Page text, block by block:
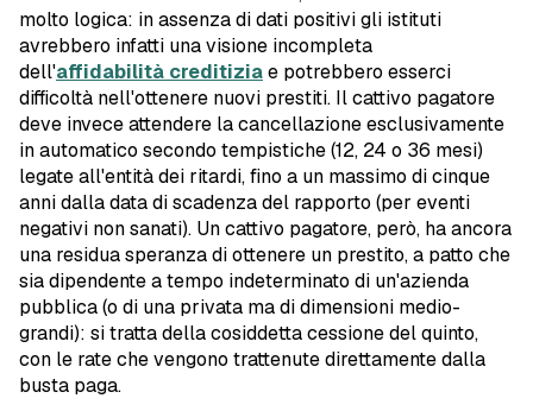
molto logica: in assenza di dati positivi gli istituti
avrebbero infatti una visione incompleta
dell'affidabilità creditiziae potrebbero esserci
difficoltà nell'ottenere nuovi prestiti. Il cattivo pagatore
deve invece attendere la cancellazione esclusivamente
in automatico secondo tempistiche (12, 24 o 36 mesi)
legate all'entità dei ritardi, fino a un massimo di cinque
anni dalla data di scadenza del rapporto (per eventi
negativi non sanati). Un cattivo pagatore, però, ha ancora
una residua speranza di ottenere un prestito, a patto che
sia dipendente a tempo indeterminato di un'azienda
pubblica (o di una privata ma di dimensioni medio-
grandi): si tratta della cosiddetta cessione del quinto,
con le rate che vengono trattenute direttamente dalla
busta paga.